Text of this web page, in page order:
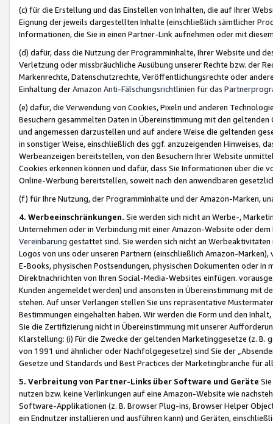
(c) für die Erstellung und das Einstellen von Inhalten, die auf Ihrer
Eignung der jeweils dargestellten Inhalte (einschließlich sämtlicher
Informationen, die Sie in einen Partner-Link aufnehmen oder mit
(d) dafür, dass die Nutzung der Programminhalte, Ihrer Website und
Verletzung oder missbräuchliche Ausübung unserer Rechte bzw. der
Markenrechte, Datenschutzrechte, Veröffentlichungsrechte oder
Einhaltung derAmazon Anti-Fälschungsrichtlinien für das
(e) dafür, die Verwendung von Cookies, Pixeln und anderen
Besuchern gesammelten Daten in Übereinstimmung mit den
und angemessen darzustellen und auf andere Weise die geltenden
in sonstiger Weise, einschließlich des ggf. anzuzeigenden Hinweises,
Werbeanzeigen bereitstellen, von den Besuchern Ihrer Website
Cookies erkennen können und dafür, dass Sie Informationen über die
Online-Werbung bereitstellen, soweit nach den anwendbaren
(f) für Ihre Nutzung, der Programminhalte und der Amazon-Marken,
4. Werbeeinschränkungen. Sie werden sich nicht an Werbe-,
Unternehmen oder in Verbindung mit einer Amazon-Website oder
Vereinbarung gestattet sind. Sie werden sich nicht an
Logos von uns oder unseren Partnern (einschließlich Amazon-
E-Books, physischen Postsendungen, physischen Dokumenten oder in
Direktnachrichten von Ihren Social-Media-Websites einfügen.
Kunden angemeldet werden) und ansonsten in Übereinstimmung mit
stehen. Auf unser Verlangen stellen Sie uns repräsentative
Bestimmungen eingehalten haben. Wir werden die Form und den
Sie die Zertifizierung nicht in Übereinstimmung mit unserer
Klarstellung: (i) Für die Zwecke der geltenden Marketinggesetze (z. B.
von 1991 und ähnlicher oder Nachfolgegesetze) sind Sie der
Gesetze und Standards und Best Practices der Marketingbranche für
5. Verbreitung von Partner-Links über Software und Geräte
nutzen bzw. keine Verlinkungen auf eine Amazon-Website wie
Software-Applikationen (z. B. Browser Plug-ins, Browser Helper
ein Endnutzer installieren und ausführen kann) und Geräten,